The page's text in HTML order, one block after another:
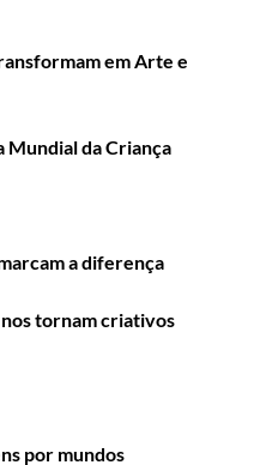
em Arte e
Mundial da Criança
a diferença
tornam criativos
por mundos